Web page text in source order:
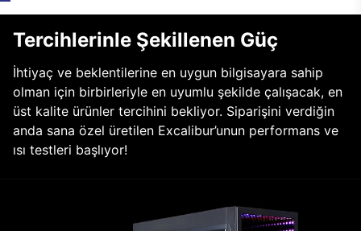
Tercihlerinle Şekillenen Güç
İhtiyaç ve beklentilerine en uygun bilgisayara sahip
olman için birbirleriyle en uyumlu şekilde çalışacak, en
üst kalite ürünler tercihini bekliyor. Siparişini verdiğin
anda sana özel üretilen Excalibur’unun performans ve
ısı testleri başlıyor!